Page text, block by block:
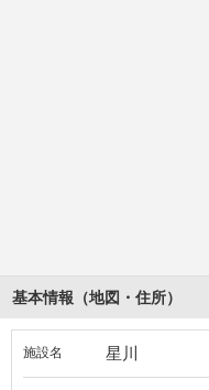
基本情報（地図・住所）
施設名 星川